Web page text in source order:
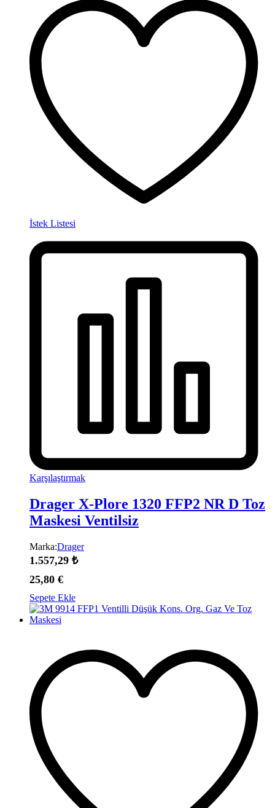
İstek Listesi
Karşılaştırmak
Drager X-Plore 1320 FFP2 NR D Toz
Maskesi Ventilsiz
Marka:Drager
1.557,29 ₺
25,80 €
Sepete Ekle